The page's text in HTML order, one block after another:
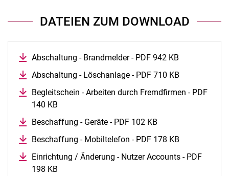
DATEIEN ZUM DOWNLOAD
Abschaltung - Brandmelder - PDF 942 KB
Abschaltung - Löschanlage - PDF 710 KB
Begleitschein - Arbeiten durch Fremdfirmen - PDF
140 KB
Beschaffung - Geräte - PDF 102 KB
Beschaffung - Mobiltelefon - PDF 178 KB
Einrichtung / Änderung - Nutzer Accounts - PDF
198 KB